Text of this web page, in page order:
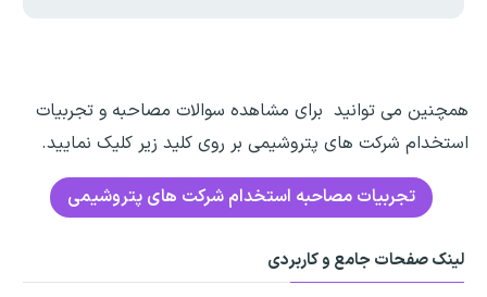
همچنین می توانید برای مشاهده سوالات مصاحبه و تجربیات
استخدام شرکت های پتروشیمی بر روی کلید زیر کلیک نمایید.
تجربیات مصاحبه استخدام شرکت های پتروشیمی
لینک صفحات جامع و کاربردی